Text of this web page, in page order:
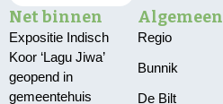
Net binnen
Expositie Indisch
Koor ‘Lagu Jiwa’
geopend in
gemeentehuis
Algemeen
Regio
Bunnik
De Bilt